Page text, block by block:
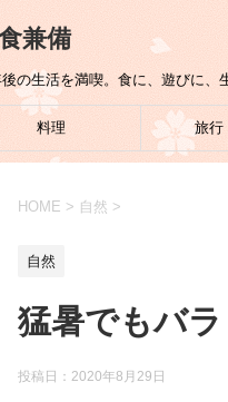
兼備
後の生活を満喫。食に、遊びに、
料理 旅行
HOME > 自然 >
自然
猛暑でもバラ
投稿日： 2020年8月29日